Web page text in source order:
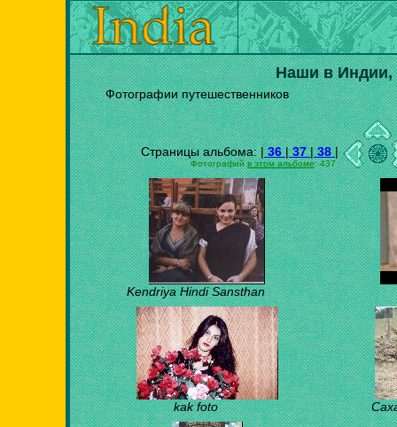
Наши в Индии,
Фотографии путешественников
Страницы альбома: |36|37|38|
Фотографийв этом альбоме: 437
Kendriya Hindi Sansthan
kak foto